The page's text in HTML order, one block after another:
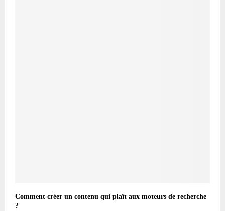
Comment créer un contenu qui plaît aux moteurs de recherche
?